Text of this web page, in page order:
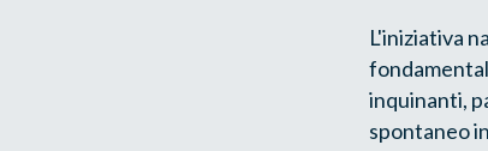
L'iniziativa
inquinanti,
spontaneo